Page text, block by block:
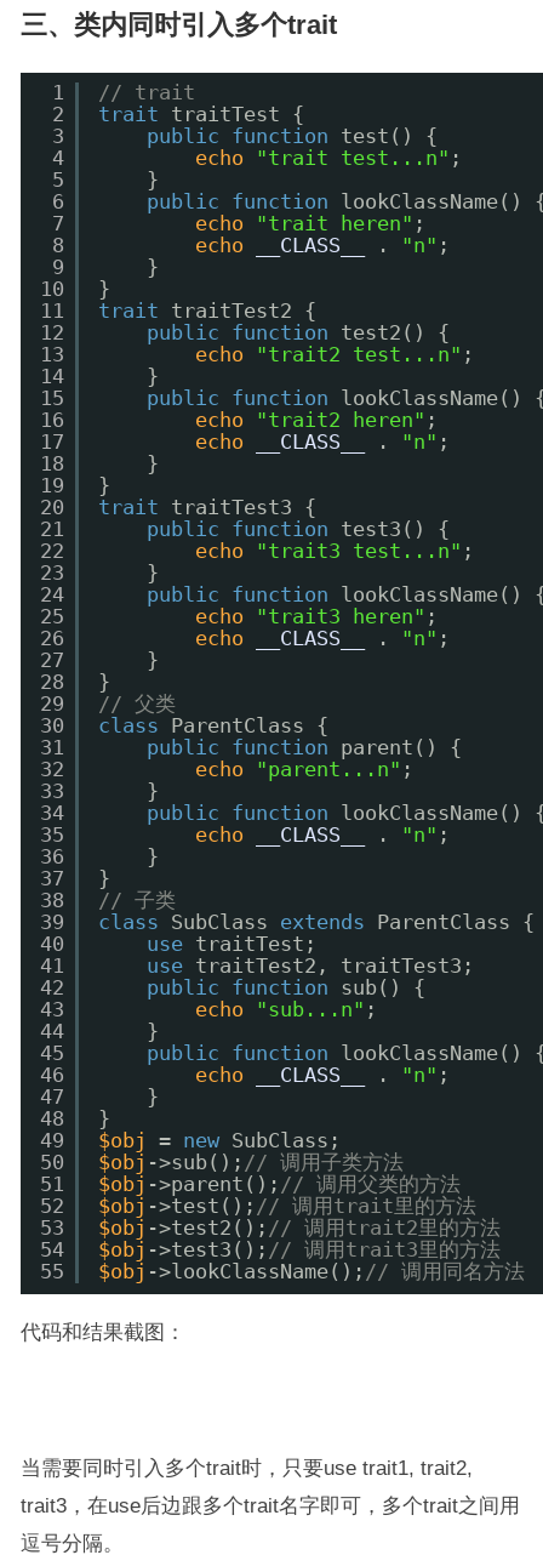
三、类内同时引入多个trait
1
2
3
4
5
6
7
8
9
10
11
12
13
14
15
16
17
18
19
20
21
22
23
24
25
26
27
28
29
30
31
32
33
34
35
36
37
38
39
40
41
42
43
44
45
46
47
48
49
50
51
52
53
54
55
// trait
trait
traitTest {
public
function
test() {
echo
"trait test...n" ;
}
public
function
lookClassName()
echo
"trait heren" ;
echo
__CLASS__ . "n" ;
}
}
trait
traitTest2 {
public
function
test2() {
echo
"trait2 test...n" ;
}
public
function
lookClassName()
echo
"trait2 heren" ;
echo
__CLASS__ . "n" ;
}
}
trait
traitTest3 {
public
function
test3() {
echo
"trait3 test...n" ;
}
public
function
lookClassName()
echo
"trait3 heren" ;
echo
__CLASS__ . "n" ;
}
}
// 父类
class
ParentClass {
public
function
parent() {
echo
"parent...n" ;
}
public
function
lookClassName()
echo
__CLASS__ . "n" ;
}
}
// 子类
class
SubClass extends
ParentClass {
use traitTest;
use traitTest2, traitTest3;
public
function
sub() {
echo
"sub...n" ;
}
public
function
lookClassName()
echo
__CLASS__ . "n" ;
}
}
$obj
= new SubClass;
$obj ->sub(); // 调用子类方法
$obj ->parent(); // 调用父类的方法
$obj ->test(); // 调用trait里的方法
$obj ->test2(); // 调用trait2里的方法
$obj ->test3(); // 调用trait3里的方法
$obj ->lookClassName(); // 调用同名方法
代码和结果截图：
当需要同时引入多个trait时，只要use trait1, trait2,
trait3，在use后边跟多个trait名字即可，多个trait之间用
逗号分隔。